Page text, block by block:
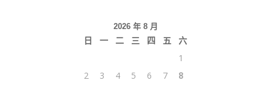
2026 年 8 月
日 一 二 三 四 五
六
1
2
3 4 5 6 7
8